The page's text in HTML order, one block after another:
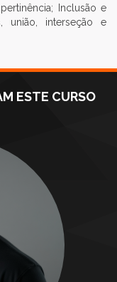
Inclusão e
união, interseção e
ESTE CURSO